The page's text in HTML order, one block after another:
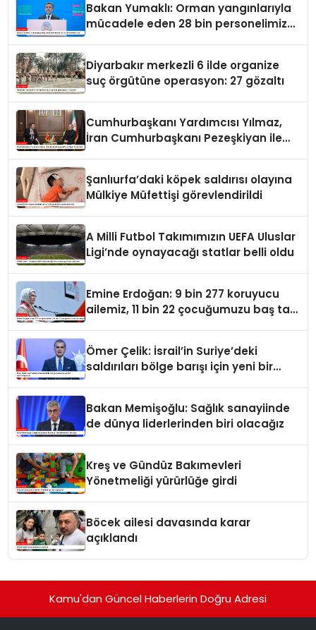
Bakan Yumaklı: Orman yangınlarıyla
mücadele eden 28 bin personelimiz
Diyarbakır merkezli 6 ilde organize
suç örgütüne operasyon: 27 gözaltı
Cumhurbaşkanı Yardımcısı Yılmaz,
İran Cumhurbaşkanı Pezeşkiyan ile
Şanlıurfa’daki köpek saldırısı olayına
Mülkiye Müfettişi görevlendirildi
A Milli Futbol Takımımızın UEFA Uluslar
Ligi’nde oynayacağı statlar belli oldu
Emine Erdoğan: 9 bin 277 koruyucu
ailemiz, 11 bin 22 çocuğumuzu baş tacı
Ömer Çelik: İsrail’in Suriye’deki
saldırıları bölge barışı için yeni bir
Bakan Memişoğlu: Sağlık sanayiinde
de dünya liderlerinden biri olacağız
Kreş ve Gündüz Bakımevleri
Yönetmeliği yürürlüğe girdi
Böcek ailesi davasında karar
açıklandı
Kamu'dan Güncel Haberlerin Doğru Adresi